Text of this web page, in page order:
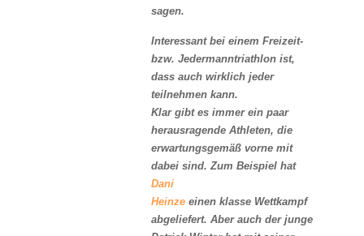
sagen.
Interessant bei einem Freizeit-
bzw. Jedermanntriathlon ist,
dass auch wirklich jeder
teilnehmen kann.
Klar gibt es immer ein paar
herausragende Athleten, die
erwartungsgemäß vorne mit
dabei sind. Zum Beispiel hat
Dani
Heinze einen klasse Wettkampf
abgeliefert. Aber auch der junge